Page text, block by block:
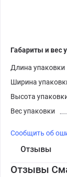
Габариты и вес
Длина упаковки
Ширина
Высота
Вес упаковки
Сообщить об
Отзывы
Отзывы